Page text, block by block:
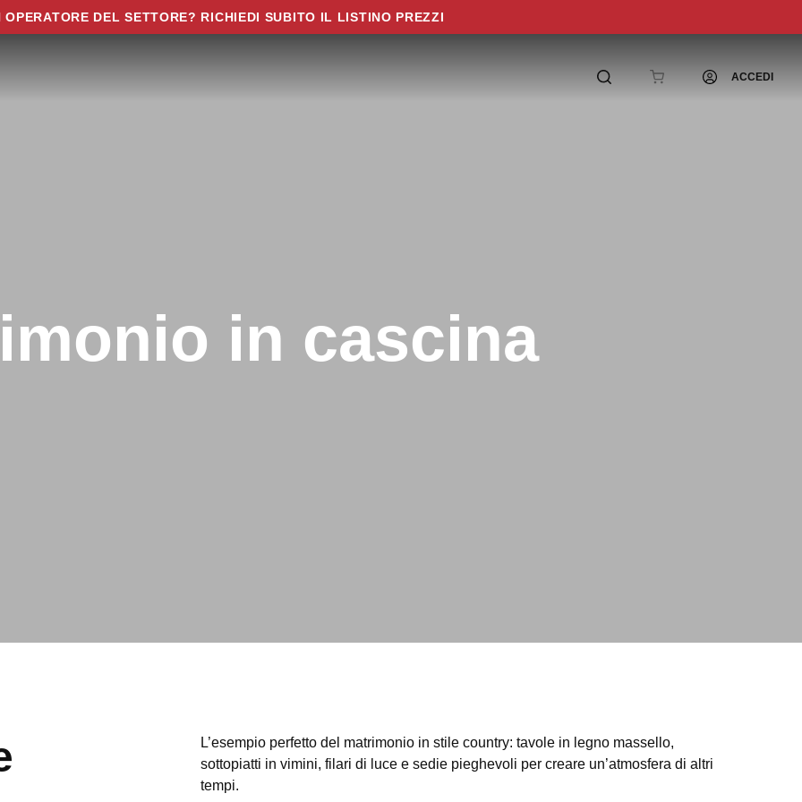
OPERATORE DEL SETTORE? RICHIEDI SUBITO IL LISTINO PREZZI
ACCEDI
in cascina
L’esempio perfetto del matrimonio in stile country: tavole in legno massello,
sottopiatti in vimini, filari di luce e sedie pieghevoli per creare un’atmosfera di altri
tempi.